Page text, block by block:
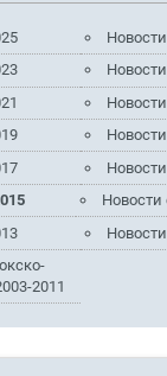
Новости
2011